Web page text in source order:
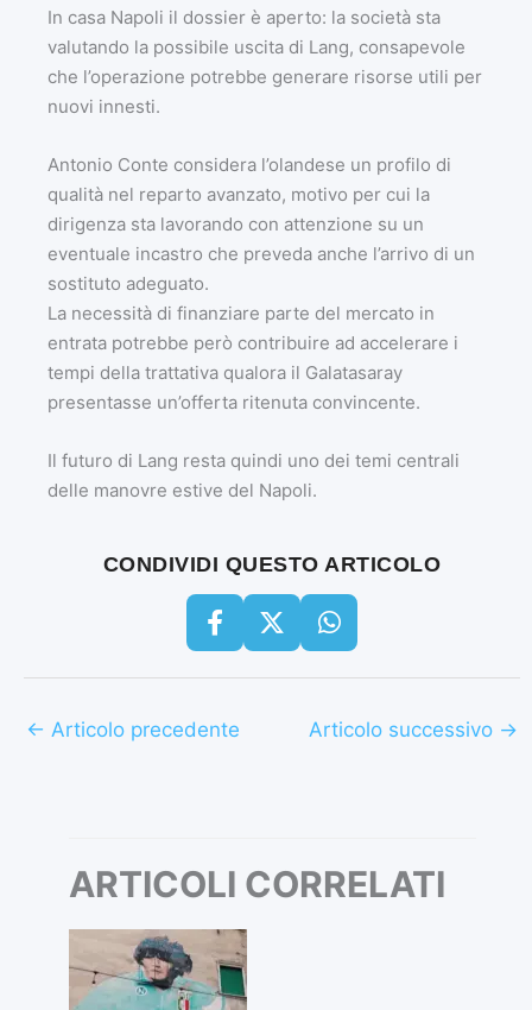
In casa Napoli il dossier è aperto: la società sta
valutando la possibile uscita di Lang, consapevole
che l’operazione potrebbe generare risorse utili per
nuovi innesti.
Antonio Conte considera l’olandese un profilo di
qualità nel reparto avanzato, motivo per cui la
dirigenza sta lavorando con attenzione su un
eventuale incastro che preveda anche l’arrivo di un
sostituto adeguato.
La necessità di finanziare parte del mercato in
entrata potrebbe però contribuire ad accelerare i
tempi della trattativa qualora il Galatasaray
presentasse un’offerta ritenuta convincente.
Il futuro di Lang resta quindi uno dei temi centrali
delle manovre estive del Napoli.
CONDIVIDI QUESTO ARTICOLO
← Articolo precedente Articolo successivo →
ARTICOLI CORRELATI